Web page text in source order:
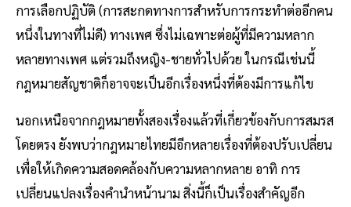
การเลือกปฏิบัติ (การสะกดทางการสำหรับการกระทำต่ออีกคน
หนึ่งในทางที่ไม่ดี) ทางเพศ ซึ่งไม่เฉพาะต่อผู้ที่มีความหลาก
หลายทางเพศ แต่รวมถึงหญิง-ชายทั่วไปด้วย ในกรณีเช่นนี้
กฎหมายสัญชาติก็อาจจะเป็นอีกเรื่องหนึ่งที่ต้องมีการแก้ไข
นอกเหนือจากกฎหมายทั้งสองเรื่องแล้วที่เกี่ยวข้องกับการสมรส
โดยตรง ยังพบว่ากฎหมายไทยมีอีกหลายเรื่องที่ต้องปรับเปลี่ยน
เพื่อให้เกิดความสอดคล้องกับความหลากหลาย อาทิ การ
เปลี่ยนแปลงเรื่องคำนำหน้านาม สิ่งนี้ก็เป็นเรื่องสำคัญอีก